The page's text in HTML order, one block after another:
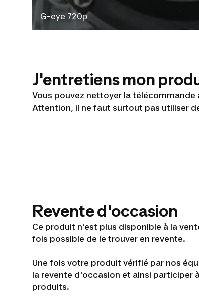
G-eye 720p
J'entretiens mon
Vous pouvez nettoyer la
Attention, il ne faut surtout pas utiliser
Revente d'occasion
Ce produit n'est plus disponible à la
fois possible de le trouver en revente.
Une fois votre produit vérifié par nos
la revente d'occasion et ainsi participer
produits.